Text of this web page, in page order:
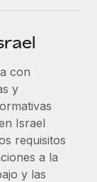
globales
con IA.
con
y
Israel
requisitos
a la
y las